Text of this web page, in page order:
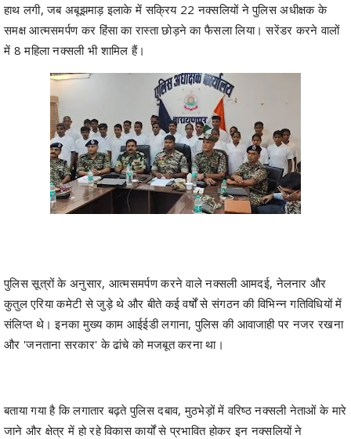
हाथ लगी, जब अबूझमाड़ इलाके में सक्रिय 22 नक्सलियों ने पुलिस अधीक्षक के
समक्ष आत्मसमर्पण कर हिंसा का रास्ता छोड़ने का फैसला लिया। सरेंडर करने वालों
में 8 महिला नक्सली भी शामिल हैं।
पुलिस सूत्रों के अनुसार, आत्मसमर्पण करने वाले नक्सली आमदई, नेलनार और
कुतुल एरिया कमेटी से जुड़े थे और बीते कई वर्षों से संगठन की विभिन्न गतिविधियों में
संलिप्त थे। इनका मुख्य काम आईईडी लगाना, पुलिस की आवाजाही पर नजर रखना
और 'जनताना सरकार' के ढांचे को मजबूत करना था।
बताया गया है कि लगातार बढ़ते पुलिस दबाव, मुठभेड़ों में वरिष्ठ नक्सली नेताओं के मारे
जाने और क्षेत्र में हो रहे विकास कार्यों से प्रभावित होकर इन नक्सलियों ने